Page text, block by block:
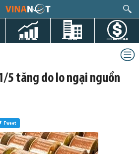
THỊ TRƯỜNG DỰ ÁN CHỨNG KHOÁN
5 tăng do lo ngại nguồn
Tweet